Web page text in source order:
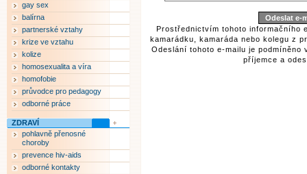
Prostřednictvím tohoto informačního
kamarádku, kamaráda nebo kolegu z
Odeslání tohoto e-mailu je podmíněno
příjemce a
gay sex
balírna
partnerské vztahy
krize ve vztahu
kolize
homosexualita a víra
homofobie
průvodce pro pedagogy
odborné práce
ZDRAVÍ
pohlavně přenosné
choroby
prevence hiv-aids
odborné kontakty